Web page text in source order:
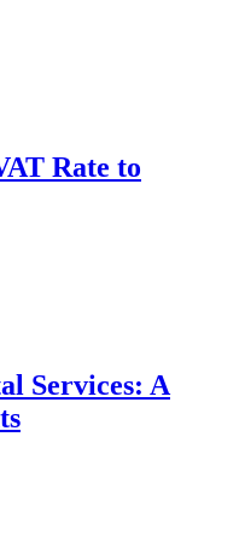
Rate to
Services: A